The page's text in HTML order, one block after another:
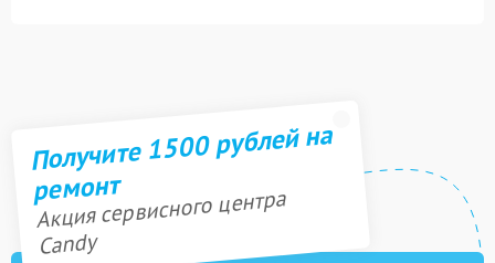
Получите 1500 рублей на
ремонт
Акция сервисного центра
Candy